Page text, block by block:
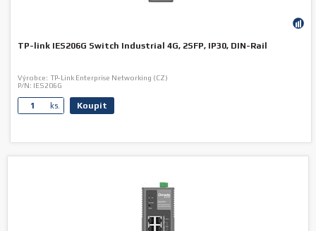
TP-link IES206G Switch Industrial 4G, 2SFP, IP30, DIN-Rail
Výrobce: TP-Link Enterprise Networking (CZ)
P/N: IES206G
ks. Koupit